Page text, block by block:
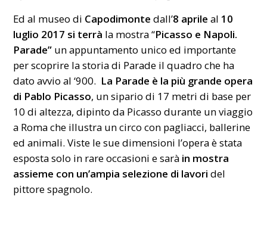
Ed al museo di Capodimontedall’8 aprile al 10
luglio 2017 si terrà la mostra “Picasso e Napoli.
Parade” un appuntamento unico ed importante
per scoprire la storia di Parade il quadro che ha
dato avvio al ‘900. La Parade è la più grande opera
di Pablo Picasso, un sipario di 17 metri di base per
10 di altezza, dipinto da Picasso durante un viaggio
a Roma che illustra un circo con pagliacci, ballerine
ed animali. Viste le sue dimensioni l’opera è stata
esposta solo in rare occasioni e sarà in mostra
assieme con un’ampia selezione di lavori del
pittore spagnolo.